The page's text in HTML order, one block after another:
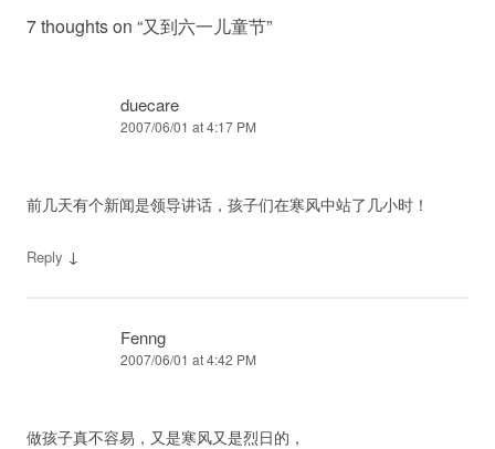
7 thoughts on “又到六一儿童节”
duecare
2007/06/01 at 4:17 PM
前几天有个新闻是领导讲话，孩子们在寒风中站了几小时！
Reply ↓
Fenng
2007/06/01 at 4:42 PM
做孩子真不容易，又是寒风又是烈日的，